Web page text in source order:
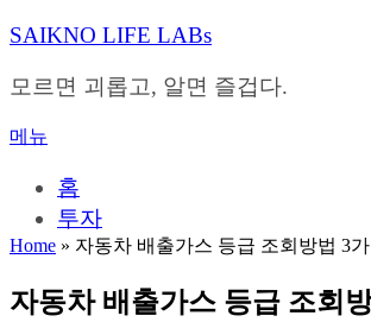
내
으
바
SAIKNO LIFE LABs
모르면 괴롭고, 알면 즐겁다.
메뉴
홈
투자
Home » 자동차 배출가스 등급 조회방법 3가
자동차 배출가스 등급 조회